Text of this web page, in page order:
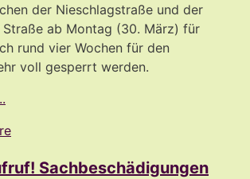
der Nieschlagstraße und der
ab Montag (30. März) für
rund vier Wochen für den
voll gesperrt werden.
Sachbeschädigungen